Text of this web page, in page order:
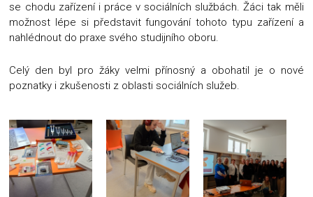
se chodu zařízení i práce v sociálních službách. Žáci tak měli
možnost lépe si představit fungování tohoto typu zařízení a
nahlédnout do praxe svého studijního oboru.
Celý den byl pro žáky velmi přínosný a obohatil je o nové
poznatky i zkušenosti z oblasti sociálních služeb.